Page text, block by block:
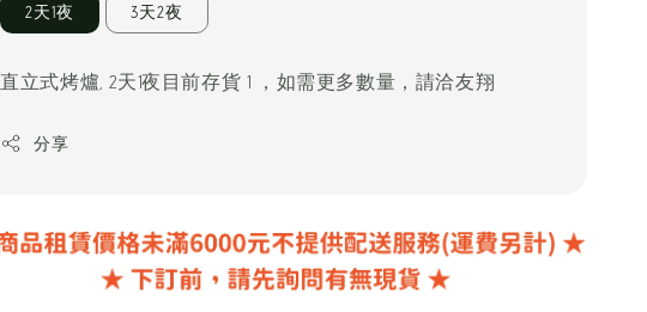
2天1夜 3天2夜
直立式烤爐, 2天1夜目前存貨 1 ，如需更多數量，請洽友翔
分享